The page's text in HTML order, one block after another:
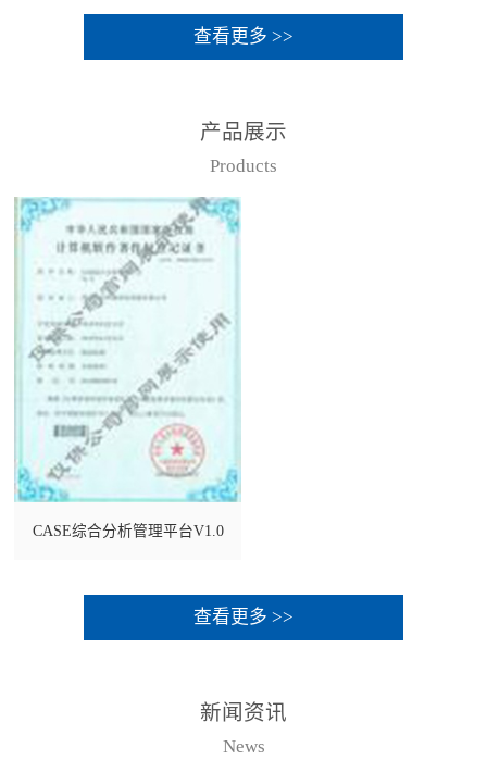
查看更多 >>
产品展示
Products
CASE综合分析管理平台V1.0
查看更多 >>
新闻资讯
News